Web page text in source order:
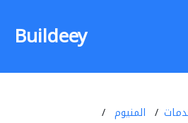
Buildeey
المنيوم